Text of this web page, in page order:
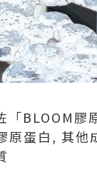
BLOOM膠
蛋白, 其他